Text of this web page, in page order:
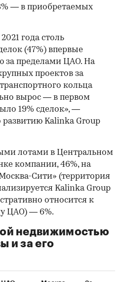
— в приобретаемых
года столь
(47%) впервые
за пределами ЦАО. На
проектов за
кольца
вырос — в первом
19% сделок», —
развитию Kalinka Group
лотами в Центральном
компании, 46%, на
Сити» (территория
Kalinka Group
относится к
ЦАО) — 6%.
недвижимостью
и за его